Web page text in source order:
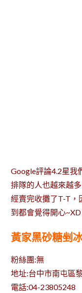
Google評論4.2星我
排隊的人也越來越
經賣完收攤了T-T，
到都會覺得開心
黃家黑砂糖剉
粉絲團:無
地址:台中市南屯區
電話:04-23805248